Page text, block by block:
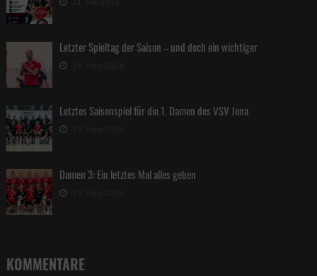
Letzter Spieltag der Saison – und doch ein wichtiger
Letztes Saisonspiel für die 1. Damen des VSV Jena
Damen 3: Ein letztes Mal alles geben
KOMMENTARE